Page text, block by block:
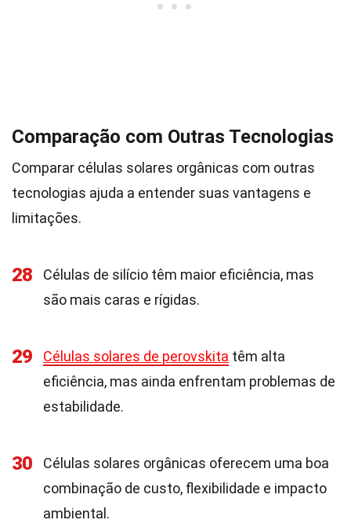
Comparação com Outras Tecnologias
Comparar células solares orgânicas com outras
tecnologias ajuda a entender suas vantagens e
limitações.
28
Células de silício têm maior eficiência, mas
são mais caras e rígidas.
29 Células solares de perovskita têm alta
eficiência, mas ainda enfrentam problemas de
estabilidade.
30
Células solares orgânicas oferecem uma boa
combinação de custo, flexibilidade e impacto
ambiental.